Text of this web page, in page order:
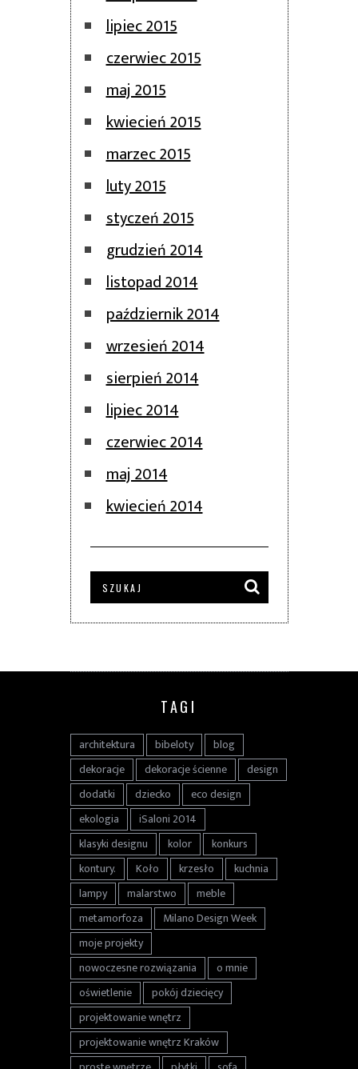
lipiec 2015
czerwiec 2015
maj 2015
kwiecień 2015
marzec 2015
luty 2015
styczeń 2015
grudzień 2014
listopad 2014
październik 2014
wrzesień 2014
sierpień 2014
lipiec 2014
czerwiec 2014
maj 2014
kwiecień 2014
TAGI
architektura bibeloty
blog
dekoracje
dekoracje ścienne
design
dodatki
dziecko
eco design
ekologia
iSaloni 2014
klasyki designu
kolor
konkurs
kontury.
Koło krzesło
kuchnia
lampy
malarstwo
meble
metamorfoza
Milano Design Week
moje projekty
nowoczesne rozwiązania
o mnie
oświetlenie
pokój dziecięcy
projektowanie wnętrz
projektowanie wnętrz Kraków